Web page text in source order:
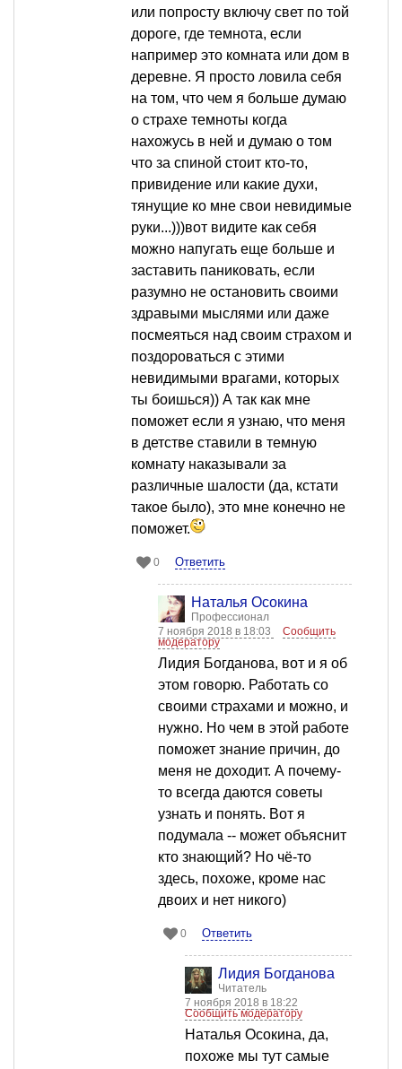
или попросту включу свет по той
дороге, где темнота, если
например это комната или дом в
деревне. Я просто ловила себя
на том, что чем я больше думаю
о страхе темноты когда
нахожусь в ней и думаю о том
что за спиной стоит кто-то,
привидение или какие духи,
тянущие ко мне свои невидимые
руки...)))вот видите как себя
можно напугать еще больше и
заставить паниковать, если
разумно не остановить своими
здравыми мыслями или даже
посмеяться над своим страхом и
поздороваться с этими
невидимыми врагами, которых
ты боишься)) А так как мне
поможет если я узнаю, что меня
в детстве ставили в темную
комнату наказывали за
различные шалости (да, кстати
такое было), это мне конечно не
поможет.
0 Ответить
Наталья Осокина
Профессионал
7 ноября 2018 в 18:03
Сообщить
модератору
Лидия Богданова, вот и я об
этом говорю. Работать со
своими страхами и можно, и
нужно. Но чем в этой работе
поможет знание причин, до
меня не доходит. А почему-
то всегда даются советы
узнать и понять. Вот я
подумала -- может объяснит
кто знающий? Но чё-то
здесь, похоже, кроме нас
двоих и нет никого)
0 Ответить
Лидия Богданова
Читатель
7 ноября 2018 в 18:22
Сообщить модератору
Наталья Осокина, да,
похоже мы тут самые